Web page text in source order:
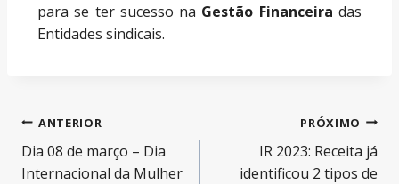
para se ter sucesso na Gestão Financeiradas
Entidades sindicais.
ANTERIOR
Dia 08 de março – Dia
Internacional da Mulher
PRÓXIMO
IR 2023: Receita já
identificou 2 tipos de